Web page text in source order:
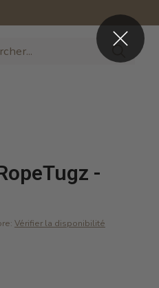
-
: Vérifier la disponibilité